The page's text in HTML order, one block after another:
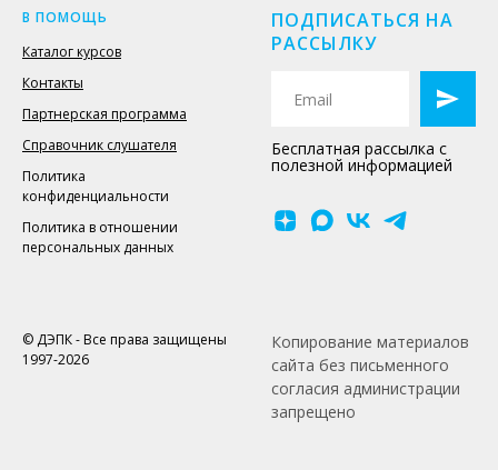
В ПОМОЩЬ
Каталог курсов
Контакты
Партнерская программа
Справочник слушателя
Политика
конфиденциальности
Политика в отношении
персональных данных
ПОДПИСАТЬСЯ НА
РАССЫЛКУ
Бесплатная рассылка с
полезной информацией
© ДЭПК - Все права защищены
1997-2026
Копирование материалов
сайта без письменного
согласия администрации
запрещено